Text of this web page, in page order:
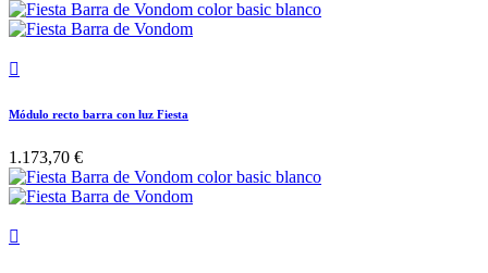

Módulo recto barra con luz Fiesta
1.173,70 €
